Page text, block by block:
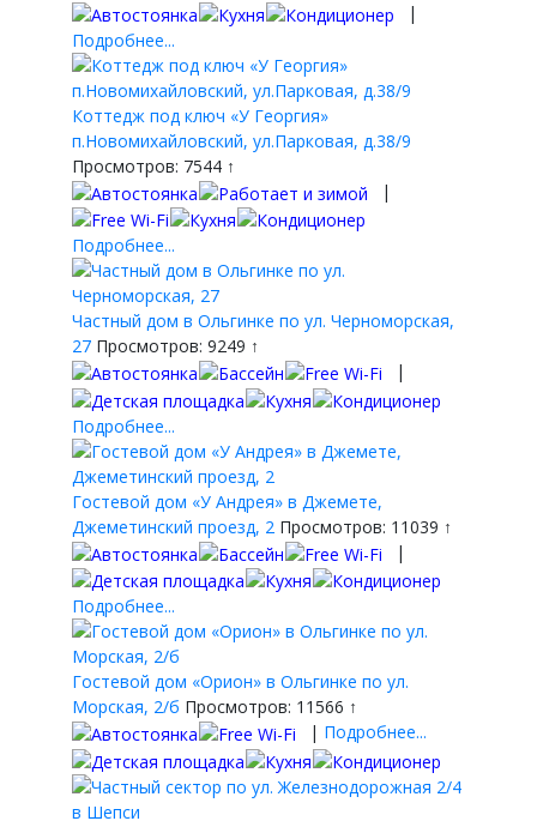
|
Подробнее...
Коттедж под ключ «У Георгия»
п.Новомихайловский, ул.Парковая, д.38/9
Просмотров: 7544 ↑
|
Подробнее...
Частный дом в Ольгинке по ул. Черноморская,
27 Просмотров: 9249 ↑
|
Подробнее...
Гостевой дом «У Андрея» в Джемете,
Джеметинский проезд, 2 Просмотров: 11039 ↑
|
Подробнее...
Гостевой дом «Орион» в Ольгинке по ул.
Морская, 2/б Просмотров: 11566 ↑
| Подробнее...